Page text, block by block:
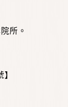
所。
】